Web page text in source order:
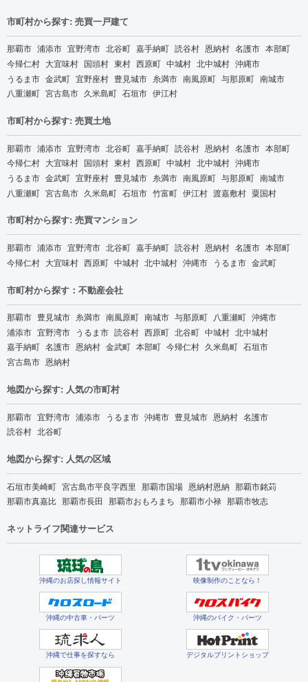
市町村から探す: 売買一戸建て
那覇市 浦添市 宜野湾市 北谷町 嘉手納町 読谷村 恩納村 名護市 本部町
今帰仁村 大宜味村 国頭村 東村 西原町 中城村 北中城村 沖縄市
うるま市 金武町 宜野座村 豊見城市 糸満市 南風原町 与那原町 南城市
八重瀬町 宮古島市 久米島町 石垣市 伊江村
市町村から探す: 売買土地
那覇市 浦添市 宜野湾市 北谷町 嘉手納町 読谷村 恩納村 名護市 本部町
今帰仁村 大宜味村 国頭村 東村 西原町 中城村 北中城村 沖縄市
うるま市 金武町 宜野座村 豊見城市 糸満市 南風原町 与那原町 南城市
八重瀬町 宮古島市 久米島町 石垣市 竹富町 伊江村 渡嘉敷村 粟国村
市町村から探す: 売買マンション
那覇市 浦添市 宜野湾市 北谷町 嘉手納町 読谷村 恩納村 名護市 本部町
今帰仁村 大宜味村 西原町 中城村 北中城村 沖縄市 うるま市 金武町
市町村から探す：不動産会社
那覇市 豊見城市 糸満市 南風原町 南城市 与那原町 八重瀬町 沖縄市
浦添市 宜野湾市 うるま市 読谷村 西原町 北谷町 中城村 北中城村
嘉手納町 名護市 恩納村 金武町 本部町 今帰仁村 久米島町 石垣市
宮古島市 恩納村
地図から探す: 人気の市町村
那覇市 宜野湾市 浦添市 うるま市 沖縄市 豊見城市 恩納村 名護市
読谷村 北谷町
地図から探す: 人気の区域
石垣市美崎町 宮古島市平良字西里 那覇市国場 恩納村恩納 那覇市銘苅
那覇市真嘉比 那覇市長田 那覇市おもろまち 那覇市小禄 那覇市牧志
ネットライフ関連サービス
沖縄のお店探し情報サイト 映像制作のことなら！
沖縄の中古車・パーツ 沖縄のバイク・パーツ
沖縄で仕事を探すなら デジタルプリントショップ